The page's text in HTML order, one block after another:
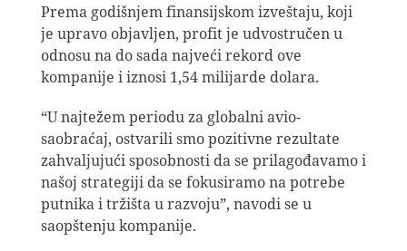
Prema godišnjem finansijskom izveštaju, koji
je upravo objavljen, profit je udvostručen u
odnosu na do sada najveći rekord ove
kompanije i iznosi 1,54 milijarde dolara.
“U najtežem periodu za globalni avio-
saobraćaj, ostvarili smo pozitivne rezultate
zahvaljujući sposobnosti da se prilagođavamo i
našoj strategiji da se fokusiramo na potrebe
putnika i tržišta u razvoju”, navodi se u
saopštenju kompanije.